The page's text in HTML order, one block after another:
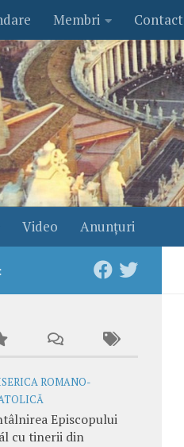
Membri Contact
Video Anunţuri
ROMANO-
Episcopului
cu tinerii din